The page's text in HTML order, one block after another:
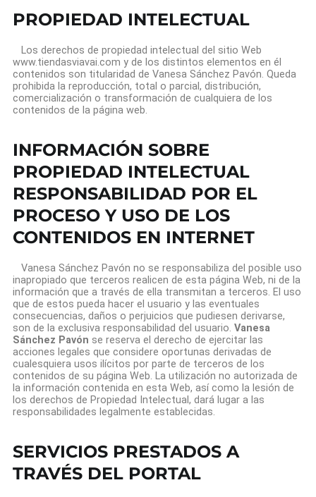
PROPIEDAD INTELECTUAL
Los derechos de propiedad intelectual del sitio Web
www.tiendasviavai.com y de los distintos elementos en él
contenidos son titularidad de Vanesa Sánchez Pavón. Queda
prohibida la reproducción, total o parcial, distribución,
comercialización o transformación de cualquiera de los
contenidos de la página web.
INFORMACIÓN SOBRE
PROPIEDAD INTELECTUAL
RESPONSABILIDAD POR EL
PROCESO Y USO DE LOS
CONTENIDOS EN INTERNET
Vanesa Sánchez Pavón no se responsabiliza del posible uso
inapropiado que terceros realicen de esta página Web, ni de la
información que a través de ella transmitan a terceros. El uso
que de estos pueda hacer el usuario y las eventuales
consecuencias, daños o perjuicios que pudiesen derivarse,
son de la exclusiva responsabilidad del usuario. Vanesa
Sánchez Pavón se reserva el derecho de ejercitar las
acciones legales que considere oportunas derivadas de
cualesquiera usos ilícitos por parte de terceros de los
contenidos de su página Web. La utilización no autorizada de
la información contenida en esta Web, así como la lesión de
los derechos de Propiedad Intelectual, dará lugar a las
responsabilidades legalmente establecidas.
SERVICIOS PRESTADOS A
TRAVÉS DEL PORTAL